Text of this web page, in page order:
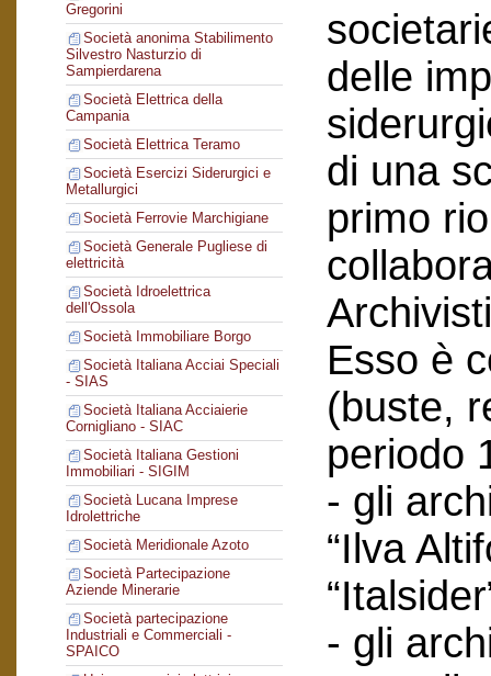
Gregorini
Società anonima Stabilimento
Silvestro Nasturzio di
Sampierdarena
Società Elettrica della
Campania
Società Elettrica Teramo
Società Esercizi Siderurgici e
Metallurgici
Società Ferrovie Marchigiane
Società Generale Pugliese di
elettricità
Società Idroelettrica
dell'Ossola
Società Immobiliare Borgo
Società Italiana Acciai Speciali
- SIAS
Società Italiana Acciaierie
Cornigliano - SIAC
Società Italiana Gestioni
Immobiliari - SIGIM
Società Lucana Imprese
Idrolettriche
Società Meridionale Azoto
Società Partecipazione
Aziende Minerarie
Società partecipazione
Industriali e Commerciali -
SPAICO
delle
di una
primo
Esso è
(buste,
periodo
- gli
“Ilva
- gli